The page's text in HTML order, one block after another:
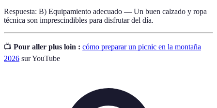
Respuesta: B) Equipamiento adecuado — Un buen calzado y ropa
técnica son imprescindibles para disfrutar del día.
📺 Pour aller plus loin : cómo preparar un picnic en la montaña
2026 sur YouTube